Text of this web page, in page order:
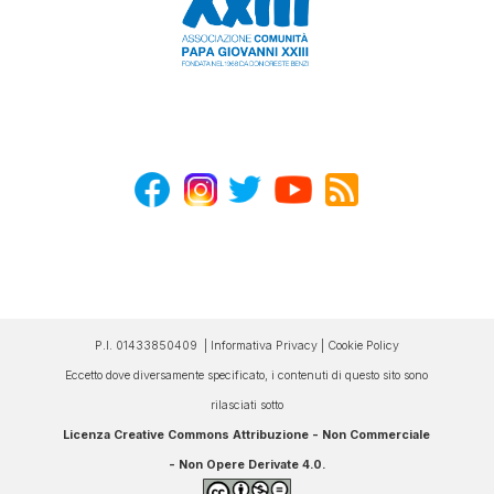
P.I. 01433850409 | Informativa Privacy| Cookie Policy
Eccetto dove diversamente specificato, i contenuti di questo sito sono
rilasciati sotto
Licenza Creative Commons Attribuzione - Non Commerciale
- Non Opere Derivate 4.0.